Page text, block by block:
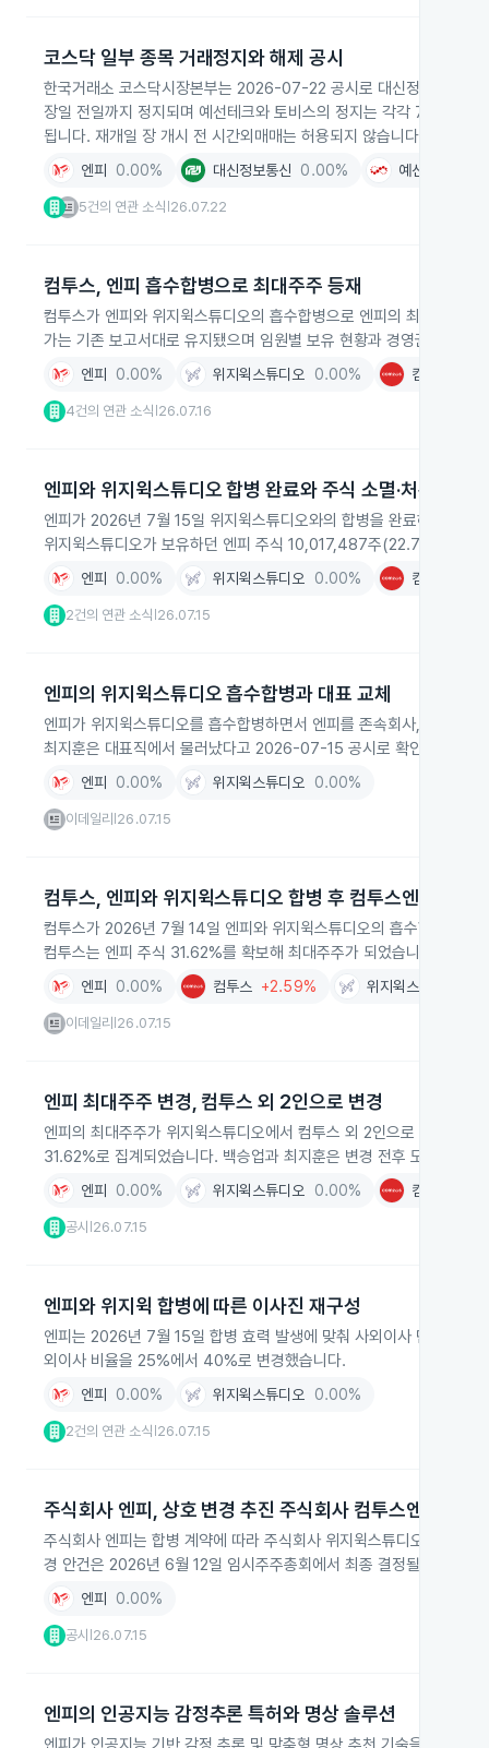
코스닥 일부 종목 거래정지와 해제 공시
한국거래소 코스닥시장본부는 2026-07-22 공시로 대신정보통신 등
장일 전일까지 정지되며 예선테크와 토비스의 정지는 각각 7월 23
됩니다. 재개일 장 개시 전 시간외매매는 허용되지 않습니다.
엔피 0.00% 대신정보통신 0.00% 예선테크
5건의 연관 소식 26.07.22
컴투스, 엔피 흡수합병으로 최대주주 등재
컴투스가 엔피와 위지윅스튜디오의 흡수합병으로 엔피의 최대주주
가는 기존 보고서대로 유지됐으며 임원별 보유 현황과 경영권 영향력
엔피 0.00% 위지윅스튜디오 0.00% 컴투스
4건의 연관 소식 26.07.16
엔피와 위지윅스튜디오 합병 완료와 주식 소멸·처분
엔피가 2026년 7월 15일 위지윅스튜디오와의 합병을 완료하며 위
위지윅스튜디오가 보유하던 엔피 주식 10,017,487주(22.72%)를
엔피 0.00% 위지윅스튜디오 0.00% 컴투스
2건의 연관 소식 26.07.15
엔피의 위지윅스튜디오 흡수합병과 대표 교체
엔피가 위지윅스튜디오를 흡수합병하면서 엔피를 존속회사, 위지윅
최지훈은 대표직에서 물러났다고 2026-07-15 공시로 확인됐습니다.
엔피 0.00% 위지윅스튜디오 0.00%
이데일리 26.07.15
컴투스, 엔피와 위지윅스튜디오 합병 후 컴투스엔 출범
컴투스가 2026년 7월 14일 엔피와 위지윅스튜디오의 흡수합병을 마
컴투스는 엔피 주식 31.62%를 확보해 최대주주가 되었습니다.
엔피 0.00% 컴투스 +2.59% 위지윅스튜디오
이데일리 26.07.15
엔피 최대주주 변경, 컴투스 외 2인으로 변경
엔피의 최대주주가 위지윅스튜디오에서 컴투스 외 2인으로 변경되
31.62%로 집계되었습니다. 백승업과 최지훈은 변경 전후 모두 특수
엔피 0.00% 위지윅스튜디오 0.00% 컴투스
공시 26.07.15
엔피와 위지윅 합병에 따른 이사진 재구성
엔피는 2026년 7월 15일 합병 효력 발생에 맞춰 사외이사 민준기·
외이사 비율을 25%에서 40%로 변경했습니다.
엔피 0.00% 위지윅스튜디오 0.00%
2건의 연관 소식 26.07.15
주식회사 엔피, 상호 변경 추진 주식회사 컴투스엔
주식회사 엔피는 합병 계약에 따라 주식회사 위지윅스튜디오와의
경 안건은 2026년 6월 12일 임시주주총회에서 최종 결정될 예정입니
엔피 0.00%
공시 26.07.15
엔피의 인공지능 감정추론 특허와 명상 솔루션